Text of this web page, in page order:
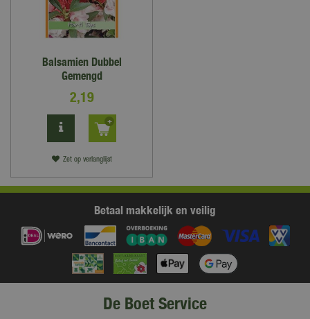
Balsamien Dubbel
Gemengd
2,19
Zet op verlanglijst
Betaal makkelijk en veilig
De Boet Service